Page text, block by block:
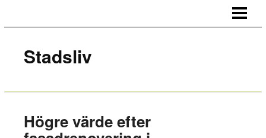
KONTAKT
Stadsliv
Högre värde efter